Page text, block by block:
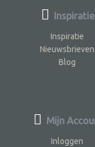
Inspiratie
Inspiratie
Nieuwsbrieven
Blog
Mijn
Inloggen